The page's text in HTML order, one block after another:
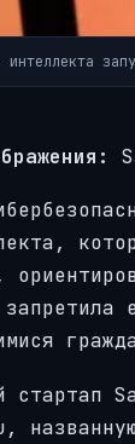
интеллекта